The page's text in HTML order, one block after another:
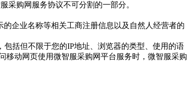
采购网服务协议不可分割的一部分。
企业名称等相关工商注册信息以及自然人经营者的
括但不限于您的IP地址、浏览器的类型、使用的语
移动网页使用微智服采购网平台服务时，微智服采购